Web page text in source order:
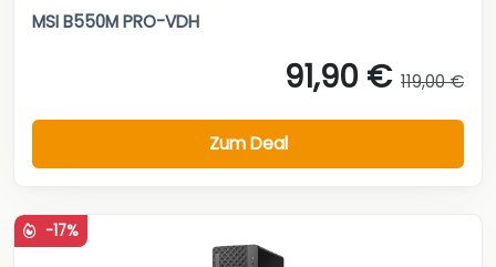
MSI B550M PRO-VDH
91,90 € 119,00 €
Zum Deal
-17%